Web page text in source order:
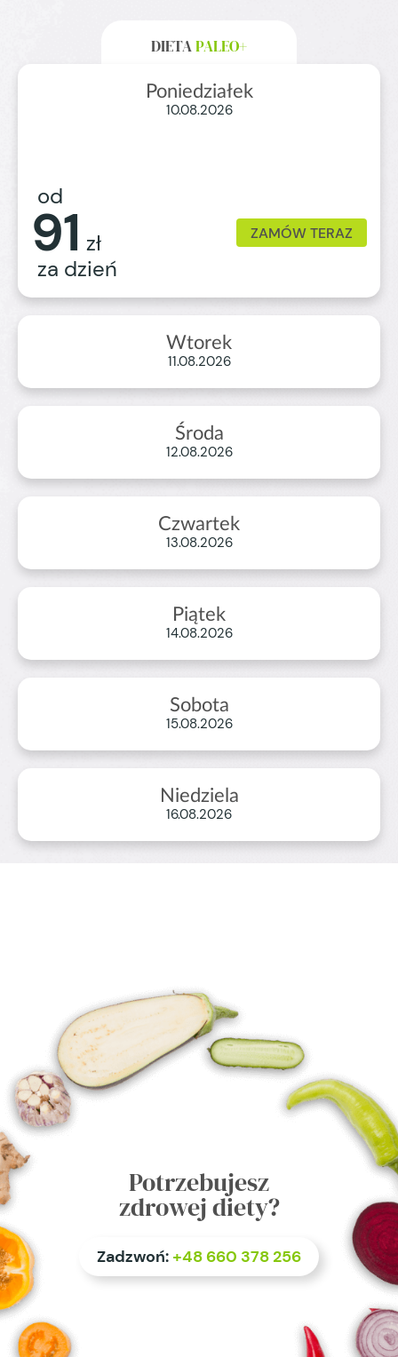
DIETAPALEO+
Poniedziałek
10.08.2026
od
91 zł
za dzień
ZAMÓW TERAZ
Wtorek
11.08.2026
91zł
ZAMÓW TERAZ
Środa
12.08.2026
91zł
ZAMÓW TERAZ
Czwartek
13.08.2026
91zł
ZAMÓW TERAZ
Piątek
14.08.2026
91zł
ZAMÓW TERAZ
Sobota
15.08.2026
91zł
ZAMÓW TERAZ
Niedziela
16.08.2026
Potrzebujesz
zdrowej diety?
Zadzwoń: +48 660 378 256